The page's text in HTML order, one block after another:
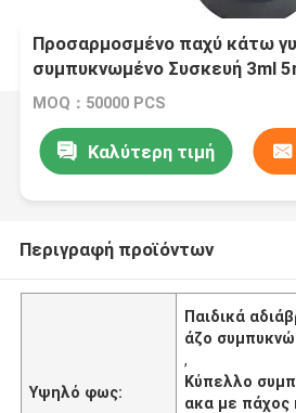
Προσαρμοσμένο παχύ κάτω
συμπυκνωμένο Συσκευή 3ml
MOQ：50000 PCS
Καλύτερη τιμή
Περιγραφή προϊόντων
Υψηλό φως:
Παιδικά
άζο
,
Κύπελλο
ακα με πάχος